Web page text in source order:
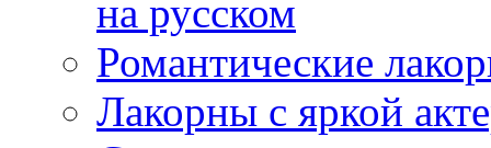
на русском
Романтические
Лакорны с яркой